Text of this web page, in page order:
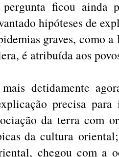
ficou ainda
hipóteses de
graves, como
é atribuída aos
mais detidamente
precisa para
da terra com
da cultura
chegou com a